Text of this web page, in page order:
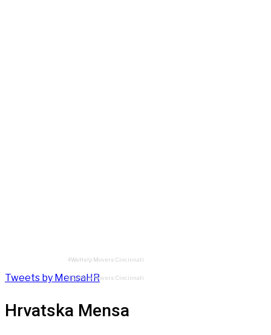
4WeHelp Movers Cincinnati
Tweets by MensaHR4WeHelp Movers Cincinnati
Hrvatska Mensa